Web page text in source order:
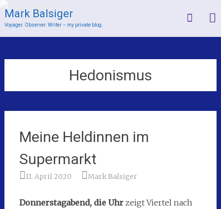
Mark Balsiger
Voyager. Observer. Writer – my private blog.
Hedonismus
Meine Heldinnen im
Supermarkt
11. April 2020 Mark Balsiger
Donnerstagabend, die Uhrzeigt Viertel nach